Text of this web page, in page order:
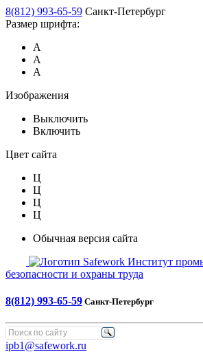
8(812) 993-65-59 Санкт-Петербург
Размер шрифта:
А
А
А
Изображения
Выключить
Включить
Цвет сайта
Ц
Ц
Ц
Ц
Обычная версия сайта
Safework Институт
безопасности и охраны труда
8(812) 993-65-59 Санкт-Петербург
ipb1@safework.ru